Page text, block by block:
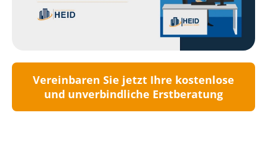
Vereinbaren Sie jetzt Ihre kostenlose
und unverbindliche Erstberatung